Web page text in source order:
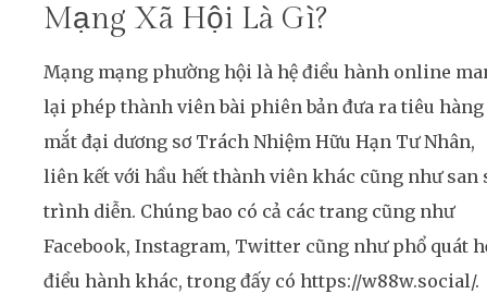
Mạng Xã Hội Là Gì?
Mạng mạng phường hội là hệ điều hành online
lại phép thành viên bài phiên bản đưa ra tiêu
mắt đại dương sơ Trách Nhiệm Hữu Hạn Tư Nhân,
liên kết với hầu hết thành viên khác cũng như san
trình diễn. Chúng bao có cả các trang cũng như
Facebook, Instagram, Twitter cũng như phổ quát
điều hành khác, trong đấy có https://w88w.social/.